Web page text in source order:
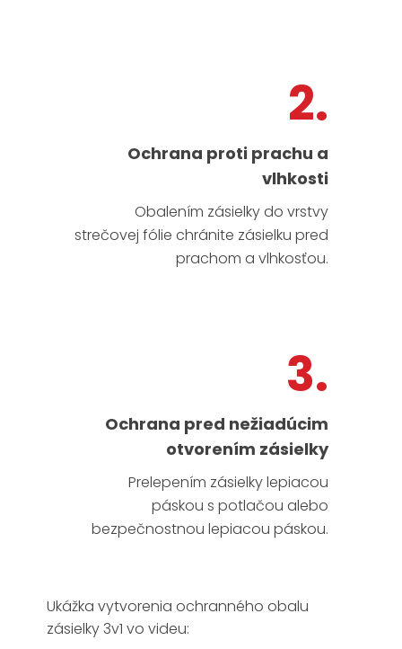
2.
Ochrana proti prachu a
vlhkosti
Obalením zásielky do vrstvy
strečovej fólie chránite zásielku pred
prachom a vlhkosťou.
3.
Ochrana pred nežiadúcim
otvorením zásielky
Prelepením zásielky lepiacou
páskou s potlačou alebo
bezpečnostnou lepiacou páskou.
Ukážka vytvorenia ochranného obalu
zásielky 3v1 vo videu: